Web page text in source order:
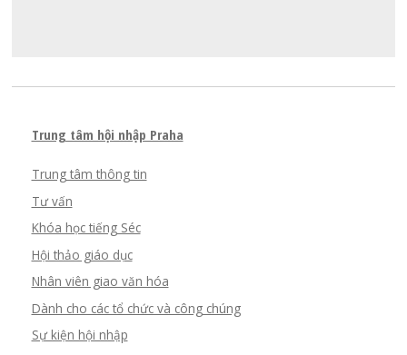
Trung tâm hội nhập Praha
Trung tâm thông tin
Tư vấn
Khóa học tiếng Séc
Hội thảo giáo dục
Nhân viên giao văn hóa
Dành cho các tổ chức và công chúng
Sự kiện hội nhập